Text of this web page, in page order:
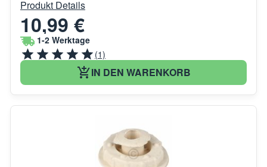
Produkt Details
10,99 €
1-2 Werktage
(1)
IN DEN WARENKORB